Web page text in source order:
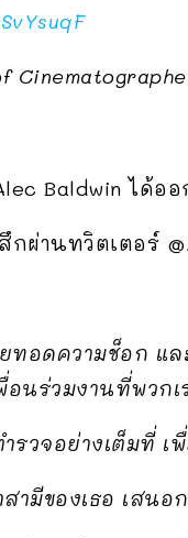
Baldwin ได้อ
กผ่านทวิตเตอร์
ทอดความช็อก แ
อนร่วมงานที่พวกเ
รวจอย่างเต็มที่
ามีของเธอ เสนอ